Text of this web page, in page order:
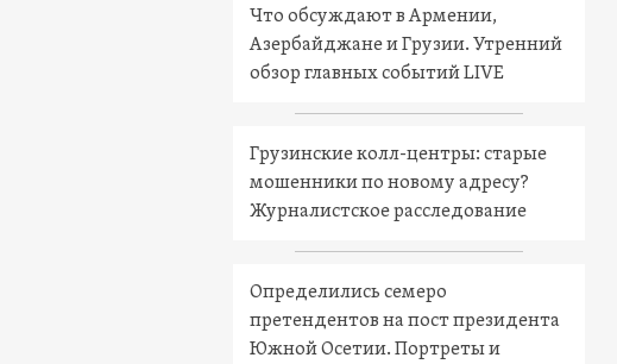
Что обсуждают в Армении,
Азербайджане и Грузии. Утренний
обзор главных событий LIVE
Грузинские колл-центры: старые
мошенники по новому адресу?
Журналистское расследование
Определились семеро
претендентов на пост президента
Южной Осетии. Портреты и